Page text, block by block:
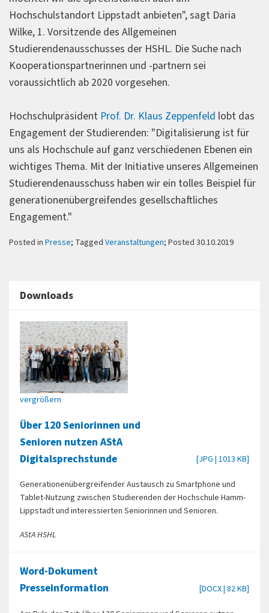
Hochschulstandort Lippstadt anbieten", sagt Daria
Wilke, 1. Vorsitzende des Allgemeinen
Studierendenausschusses der HSHL. Die Suche nach
Kooperationspartnerinnen und -partnern sei
voraussichtlich ab 2020 vorgesehen.
Hochschulpräsident Prof. Dr. Klaus Zeppenfeld lobt das
Engagement der Studierenden: "Digitalisierung ist für
uns als Hochschule auf ganz verschiedenen Ebenen ein
wichtiges Thema. Mit der Initiative unseres Allgemeinen
Studierendenausschuss haben wir ein tolles Beispiel für
generationenübergreifendes gesellschaftliches
Engagement."
Posted in Presse; Tagged Veranstaltungen; Posted 30.10.2019
Downloads
vergrößern
Über 120 Seniorinnen und
Senioren nutzen AStA
Digitalsprechstunde
[JPG | 1013 KB]
Generationenübergreifender Austausch zu Smartphone und
Tablet-Nutzung zwischen Studierenden der Hochschule Hamm-
Lippstadt und interessierten Seniorinnen und Senioren.
AStA HSHL
Word-Dokument
Presseinformation
[DOCX | 82 KB]